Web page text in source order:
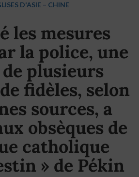
D'ASIE – CHINE
les mesures
la police, une
plusieurs
fidèles, selon
sources, a
obsèques de
catholique
» de Pékin